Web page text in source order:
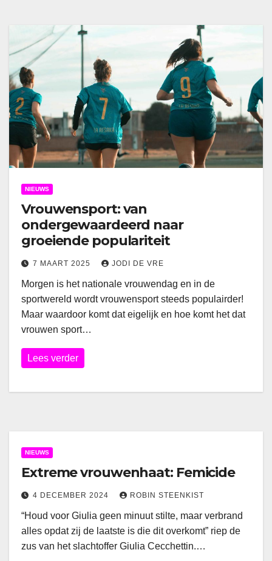
NIEUWS
Vrouwensport: van
ondergewaardeerd naar
groeiende populariteit
7 MAART 2025 JODI DE VRE
Morgen is het nationale vrouwendag en in de
sportwereld wordt vrouwensport steeds populairder!
Maar waardoor komt dat eigelijk en hoe komt het dat
vrouwen sport…
Lees verder
NIEUWS
Extreme vrouwenhaat: Femicide
4 DECEMBER 2024 ROBIN STEENKIST
“Houd voor Giulia geen minuut stilte, maar verbrand
alles opdat zij de laatste is die dit overkomt” riep de
zus van het slachtoffer Giulia Cecchettin.…